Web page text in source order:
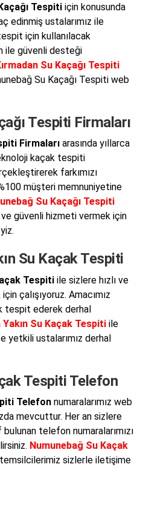
Tespiti için konusunda
edinmiş ustalarımız ile
için kullanılacak
ile güvenli desteği
Su Kaçağı Tespiti
Su Kaçağı Tespiti web
Tespiti Firmaları
Firmaları arasında yıllarca
kaçak tespiti
farkımızı
müşteri memnuniyetine
Su Kaçağı Tespiti
güvenli hizmeti vermek için
Su Kaçak Tespiti
Tespiti ile sizlere hızlı ve
çalışıyoruz. Amacımız
tespit ederek derhal
Yakın Su Kaçak Tespiti ile
yetkili ustalarımız derhal
Tespiti Telefon
Telefon numaralarımız web
mevcuttur. Her an sizlere
telefon numaralarımızı
Numunebağ Su Kaçak
sizlerle iletişime